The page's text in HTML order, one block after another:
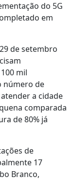
do 5G
em
de setembro
mil
número de
a cidade
comparada
de 80% já
de
17
Branco,